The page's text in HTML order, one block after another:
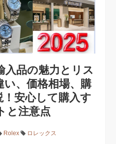
入品の魅力とリス
い、価格相場、購
！安心して購入す
と注意点
Rolex ロレックス